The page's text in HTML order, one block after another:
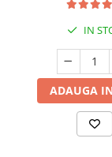
IN
ADAUGA